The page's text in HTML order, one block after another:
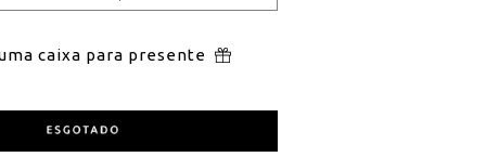
caixa para presente